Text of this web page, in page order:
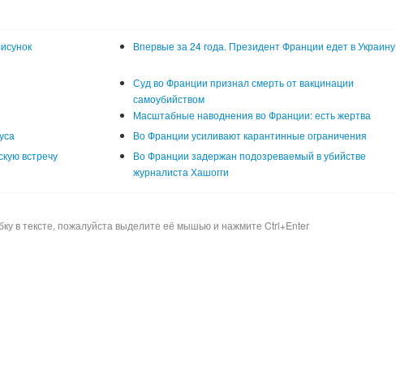
Впервые за 24 года. Президент Франции едет в Украину
Суд во Франции признал смерть от вакцинации
самоубийством
Масштабные наводнения во Франции: есть жертва
Во Франции усиливают карантинные ограничения
встречу
Во Франции задержан подозреваемый в убийстве
журналиста Хашогги
в тексте, пожалуйста выделите её мышью и нажмите Ctrl+Enter